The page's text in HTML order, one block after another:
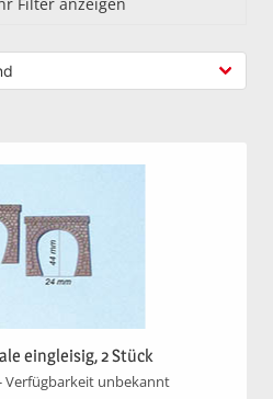
eingleisig, 2 Stück
Verfügbarkeit unbekannt